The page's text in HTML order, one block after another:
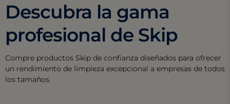
Descubra la gama
profesional de Skip
Compre productos Skip de confianza diseñados para ofrecer
un rendimiento de limpieza excepcional a empresas de todos
los tamaños.